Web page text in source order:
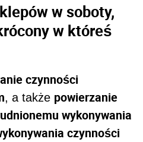
w soboty,
w któreś
czynności
, a także powierzanie
wykonywania
czynności